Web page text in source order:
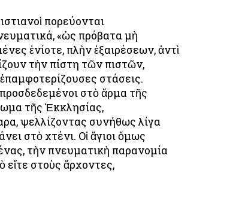
πορεύονται
«ὡς πρόβατα μὴ
ἐνίοτε, πλὴν ἐξαιρέσεων, ἀντὶ
τὴν πίστη τῶν πιστῶν,
στάσεις.
στὸ ἅρμα τῆς
τῆς Ἐκκλησίας,
ψελλίζοντας συνήθως λίγα
στὸ χτένι. Οἱ ἅγιοι ὅμως
τὴν πνευματικὴ παρανομία
εἴτε στοὺς ἄρχοντες,